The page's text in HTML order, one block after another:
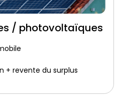
/ photovoltaïques
+ revente du surplus